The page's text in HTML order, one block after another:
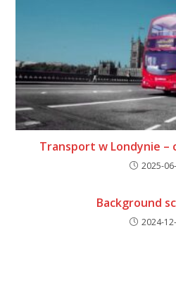
Transport w Londynie –
2025-
Background
2024-